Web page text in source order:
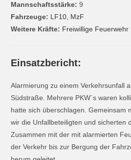
Mannschaftsstärke: 9
Fahrzeuge: LF10, MzF
Weitere Kräfte: Freiwillige Feuerwehr
Einsatzbericht:
Alarmierung zu einem Verkehrsunfall
Südstraße. Mehrere PKW´s waren
hatte sich überschlagen. Gemeinsam
wir die Unfallbeteiligten und sicherten
Zusammen mit der mit alarmierten
der Verkehr bis zur Bergung der